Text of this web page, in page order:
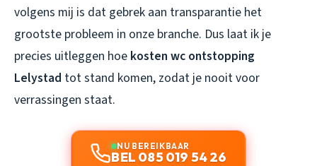
volgens mij is dat gebrek aan transparantie het
grootste probleem in onze branche. Dus laat ik je
precies uitleggen hoe kosten wc ontstopping
Lelystad tot stand komen, zodat je nooit voor
verrassingen staat.
NU BEREIKBAAR
BEL 085 019 54 26